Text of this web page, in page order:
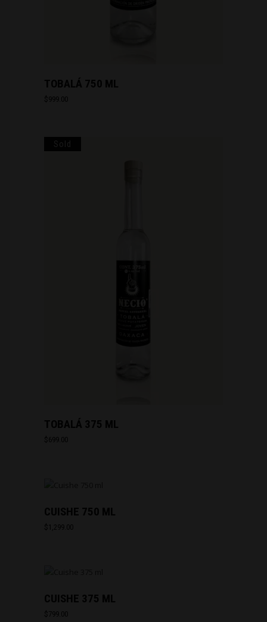
TOBALÁ 750 ML
$ 999.00
Sold
TOBALÁ 375 ML
$ 699.00
CUISHE 750 ML
$ 1,299.00
CUISHE 375 ML
$ 799.00